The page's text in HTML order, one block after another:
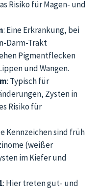
Risiko für Magen- und
: Eine Erkrankung, bei
Darm-Trakt
Pigmentflecken
und Wangen.
: Typisch für
Zysten in
Risiko für
Kennzeichen sind früh
(weißer
im Kiefer und
: Hier treten gut- und